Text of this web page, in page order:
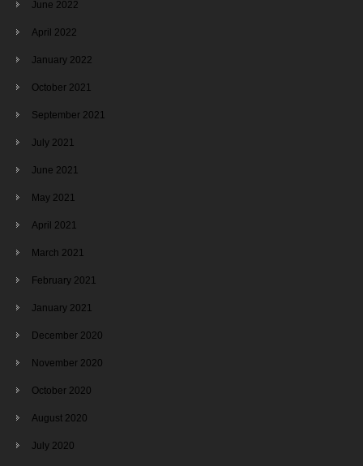
June 2022
April 2022
January 2022
October 2021
September 2021
July 2021
June 2021
May 2021
April 2021
March 2021
February 2021
January 2021
December 2020
November 2020
October 2020
August 2020
July 2020